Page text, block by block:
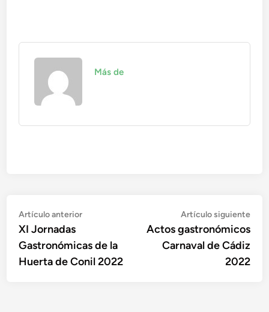
Más de
Navegación
de
entradas
Artículo anteriorArtículo
XI Jornadas
Gastronómicas de la
Huerta de Conil 2022
Artículo siguiente
Actos gastronómicos
Carnaval de Cádiz
2022